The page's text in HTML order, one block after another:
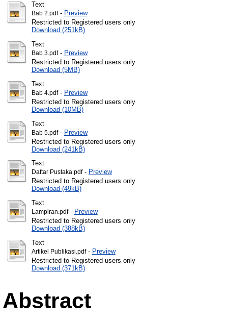
Text
Bab 2.pdf- Preview
Restricted to Registered users only
Download (251kB)
Text
Bab 3.pdf- Preview
Restricted to Registered users only
Download (5MB)
Text
Bab 4.pdf- Preview
Restricted to Registered users only
Download (10MB)
Text
Bab 5.pdf- Preview
Restricted to Registered users only
Download (241kB)
Text
Daftar Pustaka.pdf- Preview
Restricted to Registered users only
Download (49kB)
Text
Lampiran.pdf- Preview
Restricted to Registered users only
Download (388kB)
Text
Artikel Publikasi.pdf- Preview
Restricted to Registered users only
Download (371kB)
Abstract